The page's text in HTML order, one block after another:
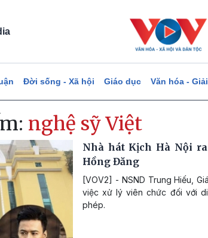
Đời sống - Xã hội Giáo dục Văn hóa -
nghệ sỹ Việt
Nhà hát Kịch Hà Nội
Hồng Đăng
[VOV2] - NSND Trung Hiếu,
việc xử lý viên chức đối với
phép.